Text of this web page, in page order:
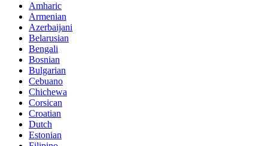
Amharic
Armenian
Azerbaijani
Belarusian
Bengali
Bosnian
Bulgarian
Cebuano
Chichewa
Corsican
Croatian
Dutch
Estonian